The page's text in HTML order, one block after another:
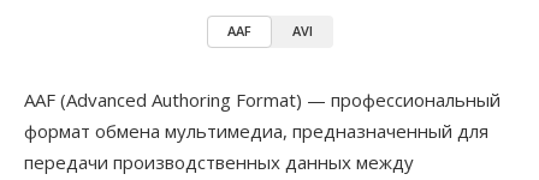
AAF AVI
AAF (Advanced Authoring Format) — профессиональный
формат обмена мультимедиа, предназначенный для
передачи производственных данных между